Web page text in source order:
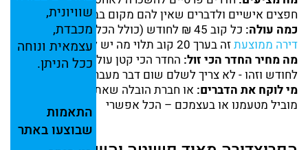
שוויונית,
מכבדת,
עצמאית ונוחה
ככל הניתן.
התאמות
שבוצעובאתר
חפצים אישיים ולדברים שאין להם מקום בבית
כמה עולה: כל קוב 45 ₪ לחודש (כולל הכל) כאשר
אחסון
דירה ממוצעתזה בערך 20 קוב תלוי מה יש לכם
מה מחיר החדר הכי זול:
החדר הכי קטן עולה 330 שקל
לחודש וזהו - לא צריך לשלם שום דבר מעבר לזה
מי לוקח את הדברים: או חברת הובלה שאתם מזמינים או
מוביל מטעמנו או בעצמכם – הכל אפשרי